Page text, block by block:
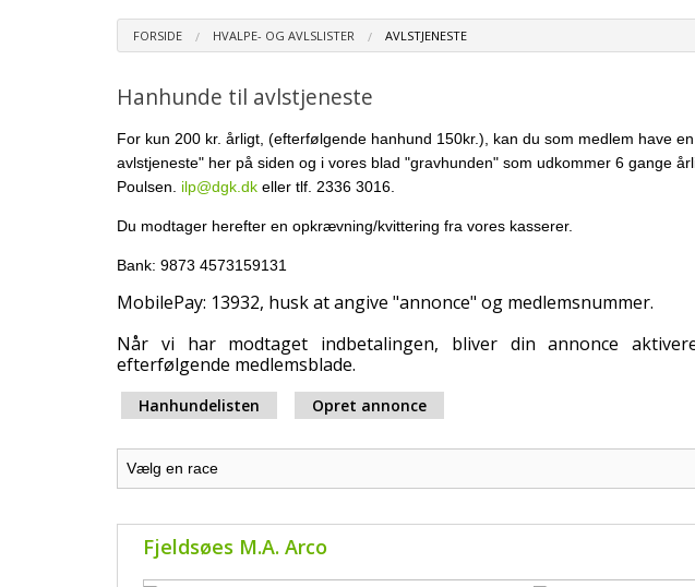
FORSIDE HVALPE- OG AVLSLISTER AVLSTJENESTE
Hanhunde til avlstjeneste
For kun 200 kr. årligt, (efterfølgende hanhund 150kr.), kan du som medlem have
avlstjeneste" her på siden og i vores blad "gravhunden" som udkommer 6 gange
Poulsen. ilp@dgk.dk eller tlf. 2336 3016.
Du modtager herefter en opkrævning/kvittering fra vores kasserer.
Bank: 9873 4573159131
MobilePay: 13932, husk at angive "annonce" og medlemsnummer.
Når vi har modtaget indbetalingen, bliver din annonce
efterfølgende medlemsblade.
Hanhundelisten Opret annonce
Fjeldsøes M.A. Arco